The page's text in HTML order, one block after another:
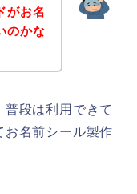
がお名
のかな
段は利用できて
お名前シール製作